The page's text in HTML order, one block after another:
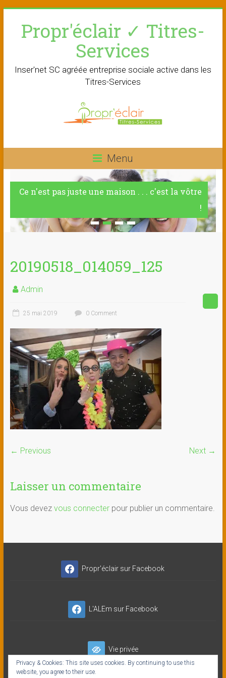
contentPropr'éclair ✓ Titres-
Services
Inser'net SC agréée entreprise sociale active dans les
Titres-Services
Menu
Ce n'est pas juste une maison . . . c'est la vôtre
!
20190518_014059_125
Admin
25 mai 2019 0 Comment
← Previous Next →
Laisser un commentaire
Vous devez vous connecterpour publier un commentaire.
Propr'éclair sur Facebook
L'ALEm sur Facebook
Vie privée
Privacy & Cookies: This site uses cookies. By continuing to use this
website, you agree to their use.